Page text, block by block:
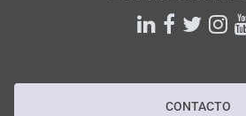
linkedin
CONTACTO